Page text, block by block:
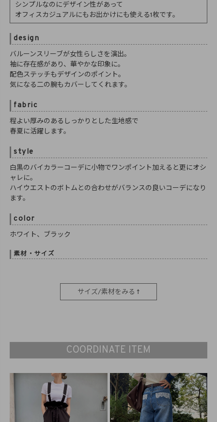
シンプルなのにデザイン性があって
オフィスカジュアルにもお出かけにも使える1枚です。
design
バルーンスリーブが女性らしさを演出。
袖に存在感があり、華やかな印象に。
配色ステッチもデザインのポイント。
気になる二の腕もカバーしてくれます。
fabric
程よい厚みのあるしっかりとした生地感で
春夏に活躍します。
style
白黒のバイカラーコーデに小物でワンポイント加えると更にオシ
ャレに。
ハイウエストのボトムとの合わせがバランスの良いコーデになり
ます。
color
ホワイト、ブラック
素材・サイズ
サイズ/素材をみる ↑
COORDINATE ITEM